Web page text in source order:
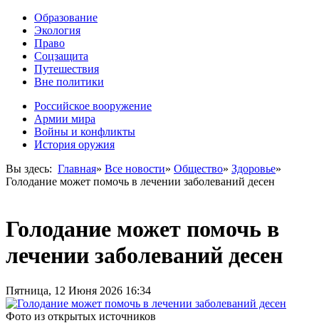
Образование
Экология
Право
Соцзащита
Путешествия
Вне политики
Российское вооружение
Армии мира
Войны и конфликты
История оружия
Вы здесь: Главная» Все новости» Общество» Здоровье»
Голодание может помочь в лечении заболеваний десен
Голодание может помочь в
лечении заболеваний десен
Пятница, 12 Июня 2026 16:34
Фото из открытых источников